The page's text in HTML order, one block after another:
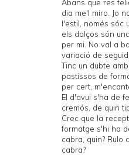
Abans que res
dia me'l miro. Jo
l'estil, només sóc
els dolços són
per mi. No val a
variació de
Tinc un dubte
pastissos de
per cert,
El d'avui s'ha de
cremós, de quin
Crec que la
formatge s'hi ha
cabra, quin? Rulo
cabra?